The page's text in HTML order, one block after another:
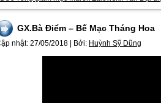
GX.Bà Điểm – Bế Mạc Tháng Hoa
nhật: 27/05/2018 Bởi: Huỳnh Sỹ Dũng